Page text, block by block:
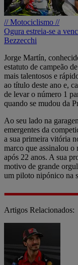
// Motociclismo //
Ogura estreia-se a
Bezzecchi
Jorge Martín,
estatuto de campeão
mais talentosos e
ao título deste ano e,
de levar o número 1
quando se mudou da
Ao seu lado na
emergentes da
a sua primeira vitória
marco que assinalou o
após 22 anos. A sua
motivo de grande
um piloto nipónico na
Artigos Relacionados: